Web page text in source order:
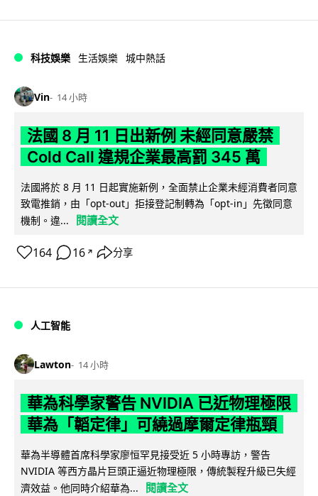
科技娛樂 生活娛樂 城中熱話
Vin 14 小時
法國 8 月 11 日出新例 未經同意嚴禁
Cold Call 違規企業最高罰 345 萬
法國將於 8 月 11 日起實施新例，全面禁止企業未經消費者同意
致電推銷，由「opt-out」拒接登記制轉為「opt-in」先徵同意
機制。違...
閱讀全文
164 16 ↗ 分享
人工智能
Lawton 14 小時
華為科學家警告 NVIDIA 已近物理極限
華為「韜定律」可繞過摩爾定律瓶頸
華為半導體首席科學家廖恒罕見接受近 5 小時專訪，警告
NVIDIA 等西方晶片巨頭正逼近物理極限，傳統製程升級已失經
濟效益。他同時介紹華為...
閱讀全文